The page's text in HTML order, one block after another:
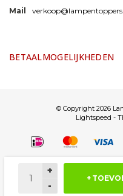
+
-
+
Mail
BETAALMOGELIJKHEDEN
© Copyright 2026
Lightspeed -